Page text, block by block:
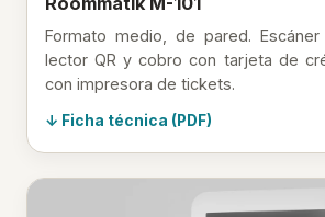
Formato medio, de pared. Escáner
lector QR y cobro con tarjeta de
con impresora de tickets.
Ficha técnica (PDF)